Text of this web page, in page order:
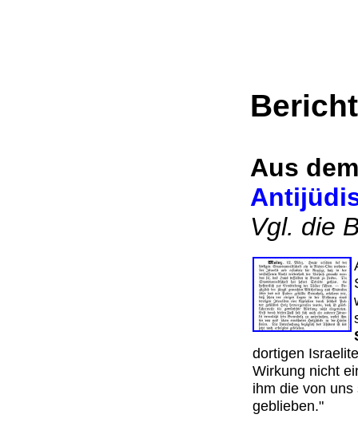
Aus
Vgl. die
dortigen
Wirkung nicht
ihm die von
geblieben."